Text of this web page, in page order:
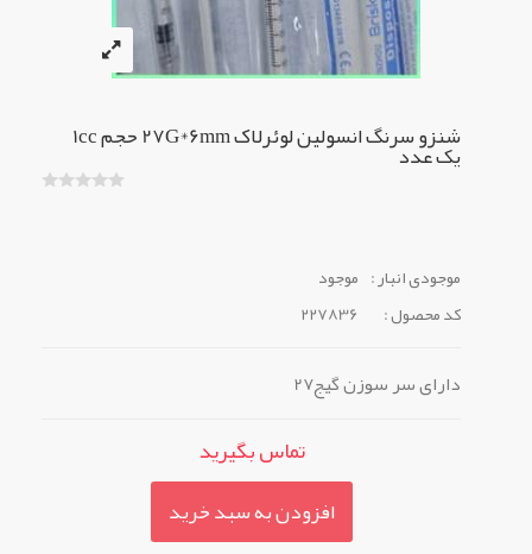
شنزو سرنگ انسولین لوئرلاک 27G*6mm حجم 1cc یک عدد
موجودی انبار : موجود
کد محصول :
227836
دارای سر سوزن گیج27
تماس بگیرید
افزودن به سبد خرید